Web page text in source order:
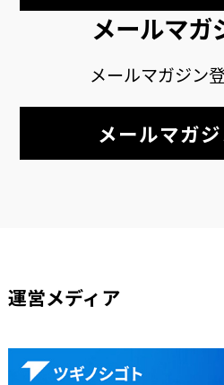
メールマガ
メールマガジン
メールマガ
運営メディア